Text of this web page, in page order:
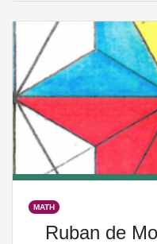
MATH
Ruban de